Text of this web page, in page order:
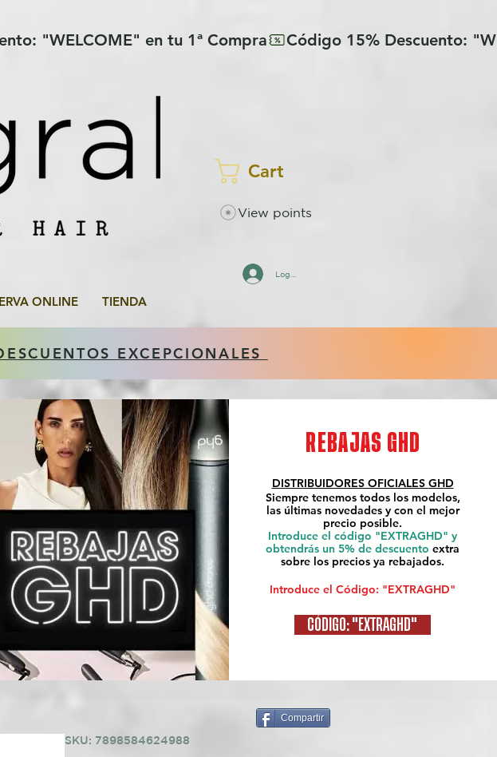
Cart
View points
Log In
ONLINE TIENDA
EXCEPCIONALES
REBAJAS GHD
DISTRIBUIDORES OFICIALES GHD
Siempre tenemos todos los modelos,
las últimas novedades y con el mejor
precio posible.
Introduce el código "EXTRAGHD" y
obtendrás un 5% de descuento extra
sobre los precios ya rebajados.
Introduce el Código: "EXTRAGHD"
CÓDIGO: "EXTRAGHD"
SKU: 7898584624988
Compartir